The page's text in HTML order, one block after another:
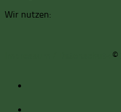
Wir nutzen:
©